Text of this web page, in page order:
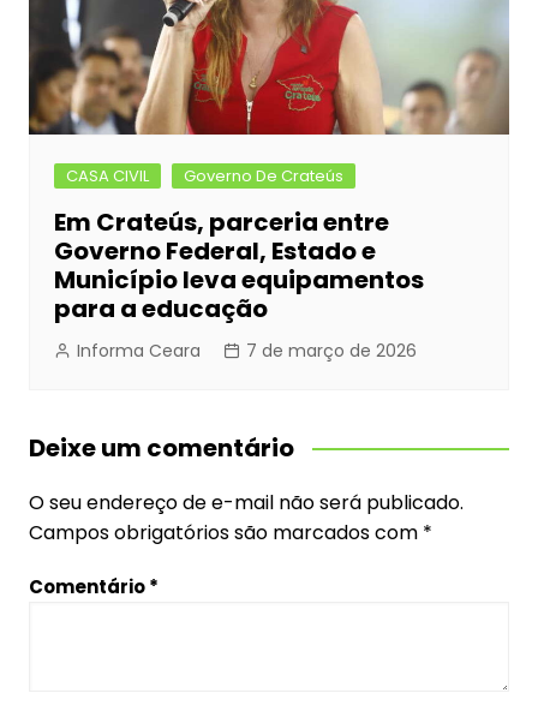
CASA CIVIL Governo De Crateús
Em Crateús, parceria entre
Governo Federal, Estado e
Município leva equipamentos
para a educação
Informa Ceara 7 de março de 2026
Deixe um comentário
O seu endereço de e-mail não será publicado.
Campos obrigatórios são marcados com *
Comentário*